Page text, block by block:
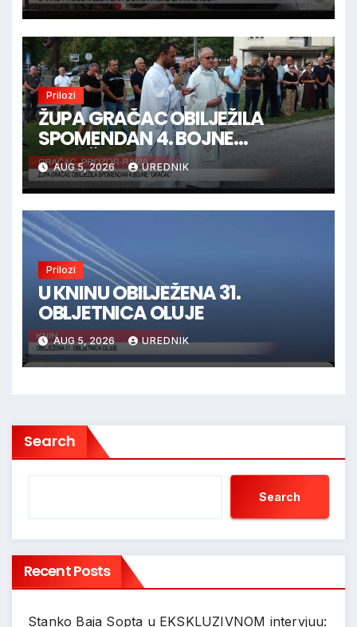
Prilozi
ŽUPA GRAČAC OBILJEŽILA
SPOMENDAN 4. BOJNE
“GRAČAC”
AUG 5, 2026 UREDNIK
Prilozi
U KNINU OBILJEŽENA 31.
OBLJETNICA OLUJE
AUG 5, 2026 UREDNIK
Search
Search
Recent Posts
Stanko Baja Sopta u EKSKLUZIVNOM intervjuu: